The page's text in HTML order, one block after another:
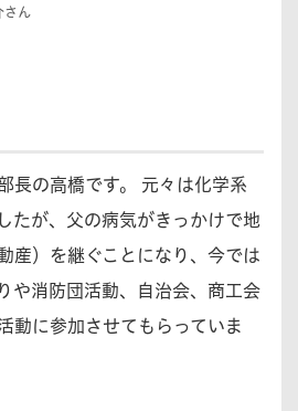
さん
長の高橋です。 元々は化学系
たが、父の病気がきっかけで地
産）を継ぐことになり、今では
や消防団活動、自治会、商工会
動に参加させてもらっていま